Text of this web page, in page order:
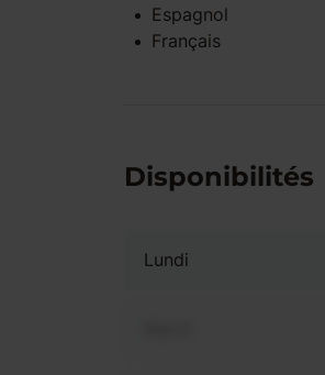
Espagnol
Français
Disponibilités
Lundi